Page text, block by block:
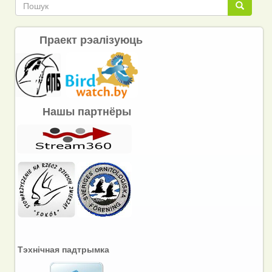
Пошук
Праект рэалізуюць
Нашы партнёры
Тэхнічная падтрымка